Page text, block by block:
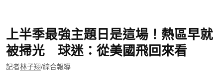
上半季最強主題日是這場！熱區早就
被掃光 球迷：從美國飛回來看
記者林子翔/綜合報導